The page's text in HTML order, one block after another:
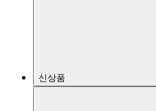
신상품